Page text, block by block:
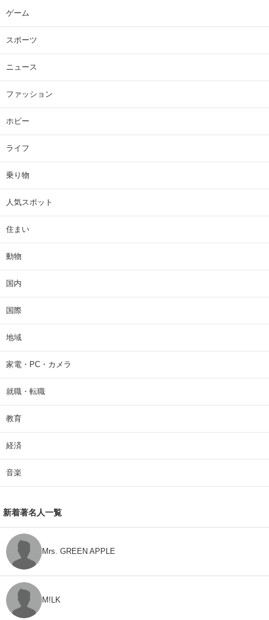
ゲーム
スポーツ
ニュース
ファッション
ホビー
ライフ
乗り物
人気スポット
住まい
動物
国内
国際
地域
家電・PC・カメラ
就職・転職
教育
経済
音楽
新着著名人一覧
Mrs. GREEN APPLE
M!LK